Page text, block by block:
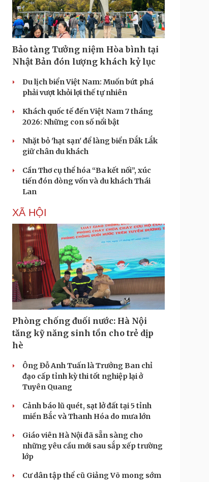
Bảo tàng Tưởng niệm Hòa bình tại
Nhật Bản đón lượng khách kỷ lục
Du lịch biển Việt Nam: Muốn bứt phá
phải vượt khỏi lợi thế tự nhiên
Khách quốc tế đến Việt Nam 7 tháng
2026: Những con số nổi bật
Nhặt bỏ 'hạt sạn' để làng biển Đắk Lắk
giữ chân du khách
Cần Thơ cụ thể hóa “Ba kết nối”, xúc
tiến đón dòng vốn và du khách Thái
Lan
XÃ HỘI
Phòng chống đuối nước: Hà Nội
tăng kỹ năng sinh tồn cho trẻ dịp
hè
Ông Đỗ Anh Tuấn là Trưởng Ban chỉ
đạo cấp tỉnh kỳ thi tốt nghiệp lại ở
Tuyên Quang
Cảnh báo lũ quét, sạt lở đất tại 5 tỉnh
miền Bắc và Thanh Hóa do mưa lớn
Giáo viên Hà Nội đã sẵn sàng cho
những yêu cầu mới sau sắp xếp trường
lớp
Cư dân tập thể cũ Giảng Võ mong sớm